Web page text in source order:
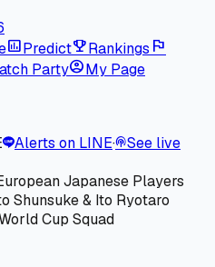
pollPredictemoji_eventsRankings flag
Partyaccount_circleMy Page
Alerts on LINE·podcastsSee live
Japanese Players
Shunsuke & Ito Ryotaro
Cup Squad